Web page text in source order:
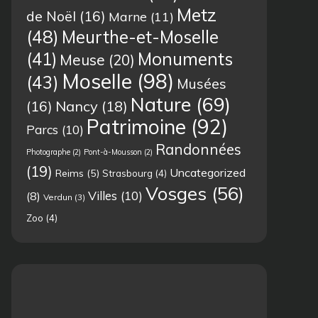
de Noël (16) Marne (11) Metz
(48) Meurthe-et-Moselle
(41) Meuse (20) Monuments
(43) Moselle (98) Musées
(16) Nancy (18) Nature (69)
Parcs (10) Patrimoine (92)
Photographe (2) Pont-à-Mousson (2) Randonnées
(19) Reims (5) Strasbourg (4) Uncategorized
(8) Verdun (3) Villes (10) Vosges (56)
Zoo (4)